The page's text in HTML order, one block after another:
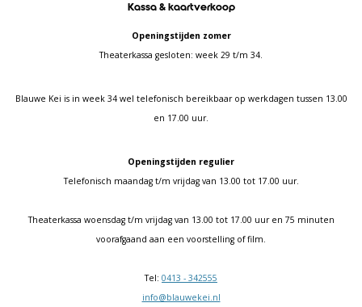
Kassa & kaartverkoop
Openingstijden zomer
Theaterkassa gesloten: week 29 t/m 34.
Blauwe Kei is in week 34 wel telefonisch bereikbaar op werkdagen tussen 13.00
en 17.00 uur.
Openingstijden regulier
Telefonisch maandag t/m vrijdag van 13.00 tot 17.00 uur.
Theaterkassa woensdag t/m vrijdag van 13.00 tot 17.00 uur en 75 minuten
voorafgaand aan een voorstelling of film.
Tel: 0413 - 342555
info@blauwekei.nl